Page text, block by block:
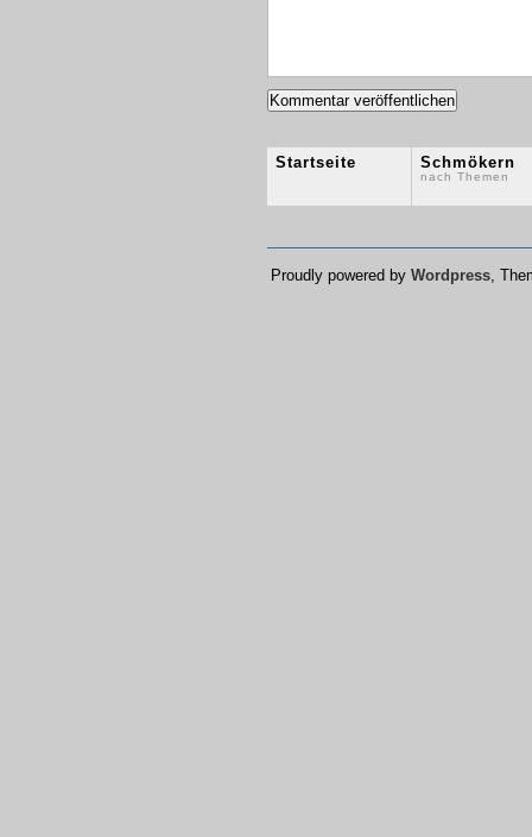
Startseite Schmökern
nach Themen
Proudly powered by Wordpress,